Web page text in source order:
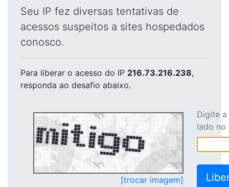
Seu IP fez diversas tentativas de
acessos suspeitos a sites hospedados
conosco.
Para liberar o acesso do IP 216.73.216.238,
responda ao desafio abaixo.
[trocar imagem]
Digite
lado no